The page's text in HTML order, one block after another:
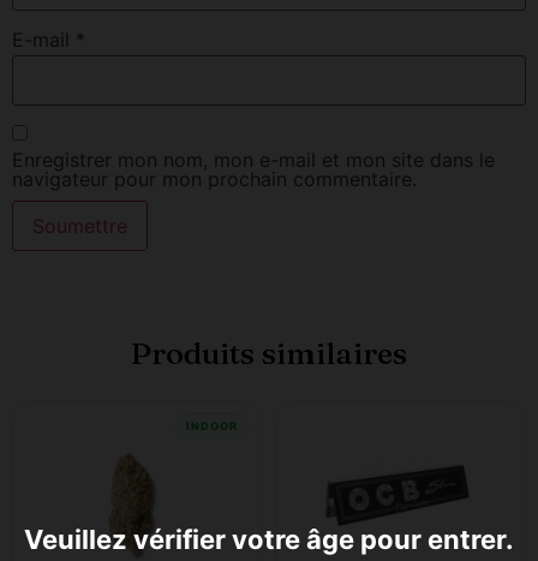
E-mail *
Enregistrer mon nom, mon e-mail et mon site dans le
navigateur pour mon prochain commentaire.
Produits similaires
INDOOR
Veuillez vérifier votre âge pour entrer.